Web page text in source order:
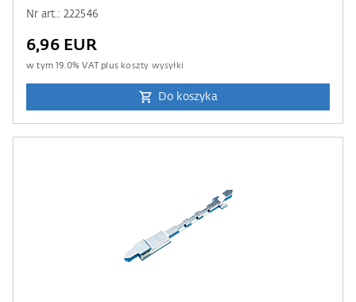
Nr art.: 222546
6,96 EUR
w tym19.0% VAT plus koszty wysyłki
Do koszyka